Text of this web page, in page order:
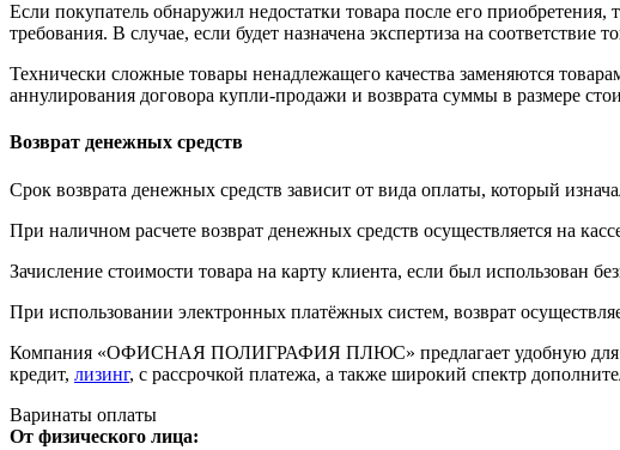
Если покупатель обнаружил недостатки товара после его
требования. В случае, если будет назначена экспертиза на
Технически сложные товары ненадлежащего качества заменяются
аннулирования договора купли-продажи и возврата суммы в размере
Возврат денежных средств
Срок возврата денежных средств зависит от вида оплаты, который
При наличном расчете возврат денежных средств осуществляется на
Зачисление стоимости товара на карту клиента, если был использован
При использовании электронных платёжных систем, возврат
Компания «ОФИСНАЯ ПОЛИГРАФИЯ ПЛЮС» предлагает удобную для Вас
кредит, лизинг, с рассрочкой платежа, а также широкий спектр
Варинаты оплаты
От физического лица: